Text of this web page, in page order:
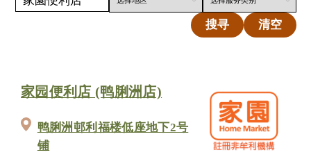
搜寻 清空
家园便利店 (鸭脷洲店)
鸭脷洲邨利福楼低座地下2号
铺